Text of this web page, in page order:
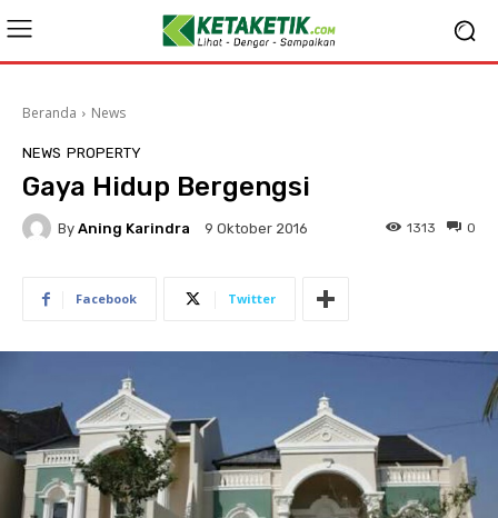
Beranda News
NEWS PROPERTY
Gaya Hidup Bergengsi
By Aning Karindra 9 Oktober 2016 0
1313
Facebook Twitter